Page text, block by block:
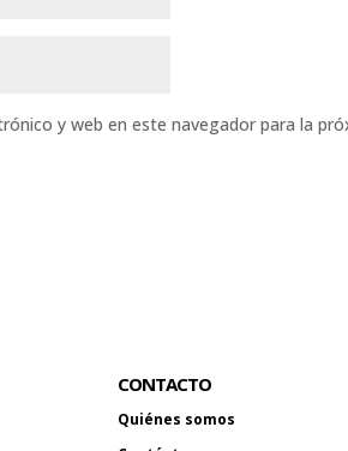
y web en este navegador para la
CONTACTO
Quiénes somos